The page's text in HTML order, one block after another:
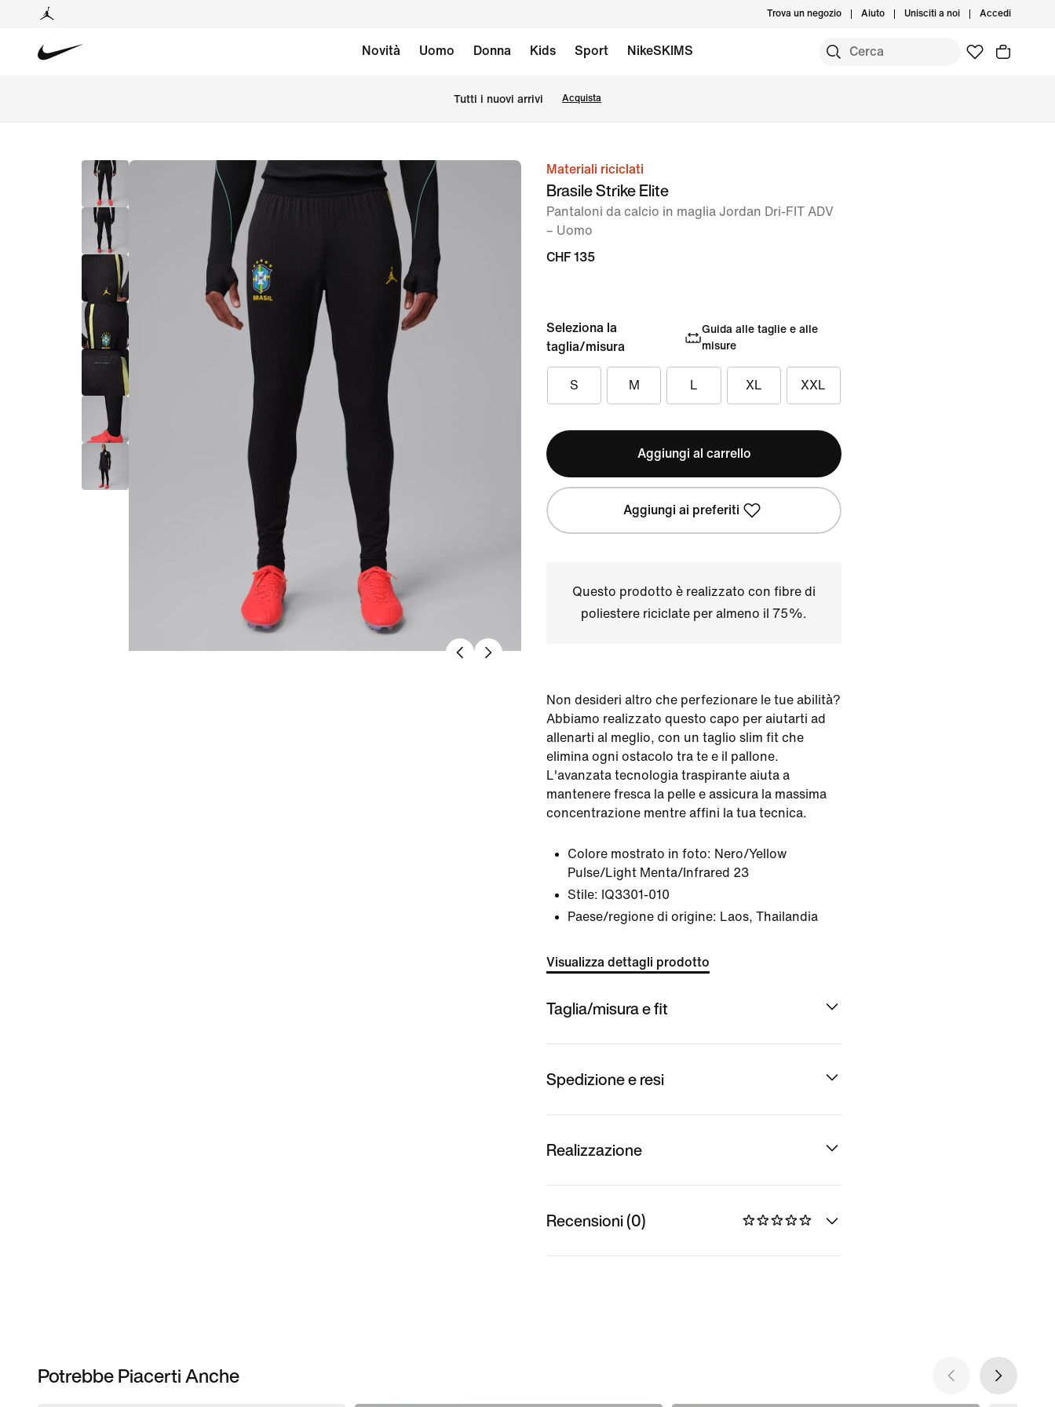
Trova un negozio Aiuto Unisciti a noi Accedi
Novità Uomo Donna Kids Sport NikeSKIMS
Tutti i nuovi arrivi Acquista
immagine
Materiali riciclati
Brasile Strike Elite
Pantaloni da calcio in maglia Jordan Dri-FIT ADV
– Uomo
CHF 135
Seleziona la
taglia/misura
Guida alle taglie e alle
misure
S M L XL XXL
Aggiungi al carrello
Aggiungi ai preferiti
Questo prodotto è realizzato con fibre di
poliestere riciclate per almeno il 75%.
Non desideri altro che perfezionare le tue abilità?
Abbiamo realizzato questo capo per aiutarti ad
allenarti al meglio, con un taglio slim fit che
elimina ogni ostacolo tra te e il pallone.
L'avanzata tecnologia traspirante aiuta a
mantenere fresca la pelle e assicura la massima
concentrazione mentre affini la tua tecnica.
Colore mostrato in foto: Nero/Yellow
Pulse/Light Menta/Infrared 23
Stile: IQ3301-010
Paese/regione di origine: Laos, Thailandia
Visualizza dettagli prodotto
Taglia/misura e fit
Spedizione e resi
Realizzazione
Recensioni (0)
Potrebbe Piacerti Anche